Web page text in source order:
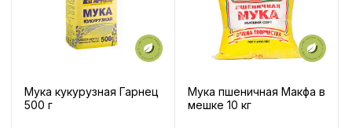
Мука кукурузная Гарнец
500 г
Мука пшеничная Mакфа в
мешке 10 кг